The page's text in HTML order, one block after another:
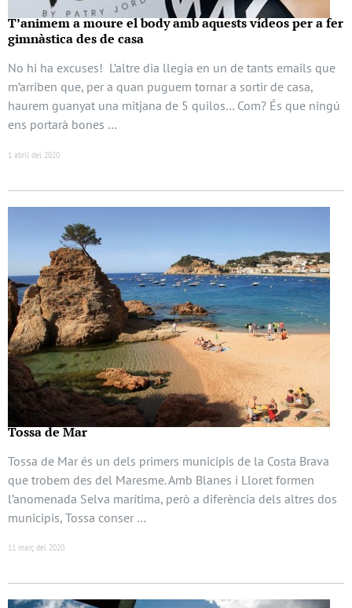
T’animem a moure el body amb aquests vídeos per a fer
gimnàstica des de casa
No hi ha excuses! L’altre dia llegia en un de tants emails que
m’arriben que, per a quan puguem tornar a sortir de casa,
haurem guanyat una mitjana de 5 quilos… Com? És que ningú
ens portarà bones …
1 abril del 2020
Tossa de Mar
Tossa de Mar és un dels primers municipis de la Costa Brava
que trobem des del Maresme. Amb Blanes i Lloret formen
l’anomenada Selva marítima, però a diferència dels altres dos
municipis, Tossa conser …
11 març del 2020